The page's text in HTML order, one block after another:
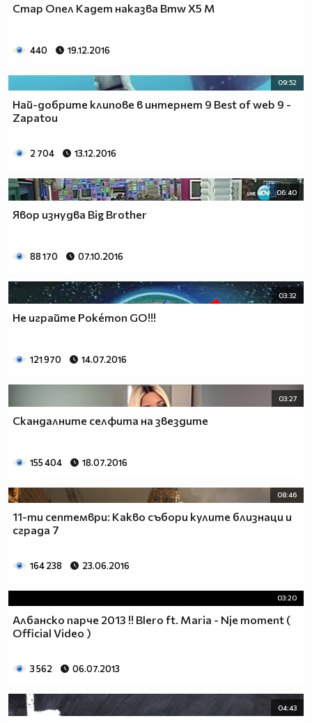
Стар Опел Кадет наказва Bmw X5 M
440 19.12.2016
09:52
Най-добрите клипове в интернет 9 Best of web 9 -
Zapatou
2 704 13.12.2016
06:40
Явор изнудва Big Brother
88 170 07.10.2016
03:32
Не играйте Pokémon GO!!!
121 970 14.07.2016
03:27
Скандалните селфита на звездите
155 404 18.07.2016
08:46
11-ти септември: Какво събори кулите близнаци и
сграда 7
164 238 23.06.2016
03:20
Албанско парче 2013 !! Blero ft. Maria - Nje moment (
Official Video )
3 562 06.07.2013
04:43